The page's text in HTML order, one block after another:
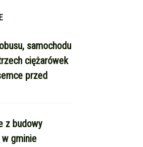
samochodu
ciężarówek
przed
z budowy
gminie